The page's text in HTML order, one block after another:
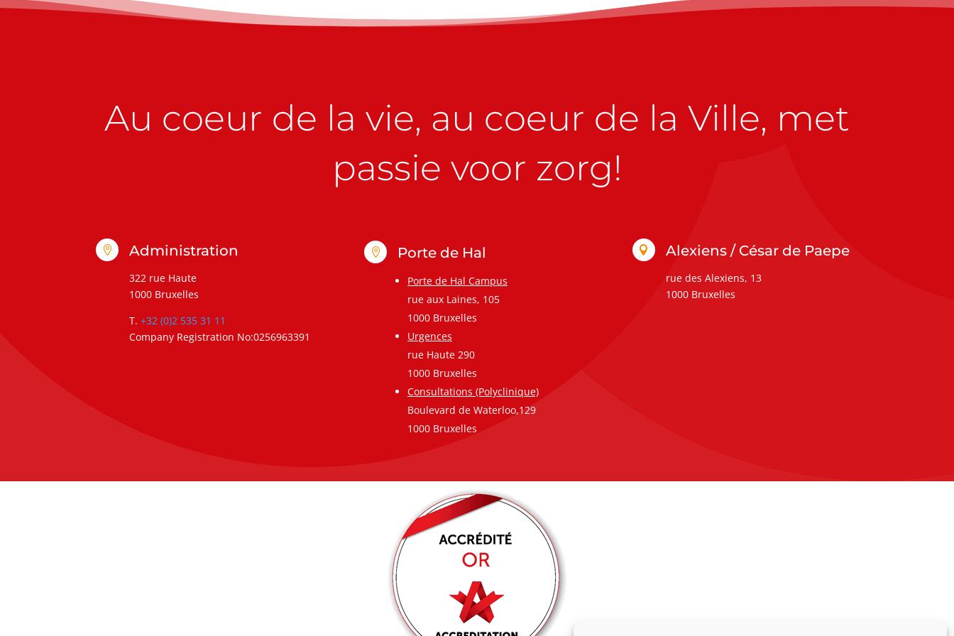
Au coeur de la vie, au coeur de la Ville, met
passie voor zorg!
 Administration
322 rue Haute
1000 Bruxelles
T. +32 (0)2 535 31 11
Company Registration No:0256963391
 Porte de Hal
Porte de Hal Campus
rue aux Laines, 105
1000 Bruxelles
Urgences
rue Haute 290
1000 Bruxelles
Consultations (Polyclinique)
Boulevard de Waterloo,129
1000 Bruxelles
 Alexiens / César de Paepe
rue des Alexiens, 13
1000 Bruxelles